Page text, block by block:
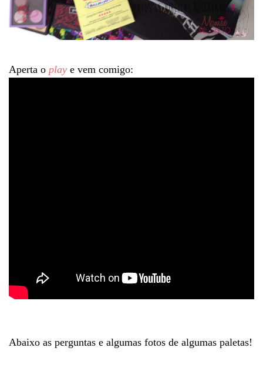
Aperta o play e vem comigo:
Abaixo as perguntas e algumas fotos de algumas paletas!